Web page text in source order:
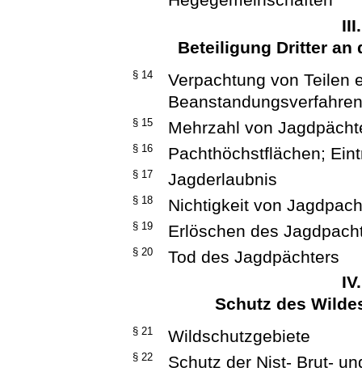
Beteiligung Dritter an
§ 14
Verpachtung von Teilen
§ 15 Mehrzahl von
§ 16 Pachthöchstflächen;
§ 17 Jagderlaubnis
§ 18 Nichtigkeit von
§ 19 Erlöschen des
§ 20
Tod des Jagdpächters
Schutz des
§ 21 Wildschutzgebiete
§ 22 Schutz der Nist- Brut-